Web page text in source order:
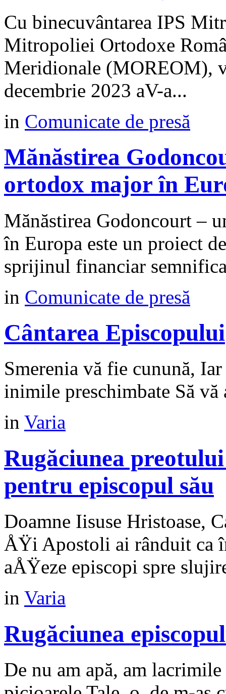
Cu binecuvântarea IPS
Mitropoliei Ortodoxe
Meridionale (MOREOM),
decembrie 2023 aV-a...
in Comunicate de presă
Mănăstirea
ortodox major în
Mănăstirea Godoncourt –
în Europa este un proiect
sprijinul financiar
in Comunicate de presă
Cântarea Episcopului
Smerenia vă fie cunună,
inimile preschimbate Să
in Varia
Rugăciunea
pentru episcopul său
Doamne Iisuse Hristoase,
ÅŸi Apostoli ai rânduit ca
aÅŸeze episcopi spre
in Varia
Rugăciunea
De nu am apă, am